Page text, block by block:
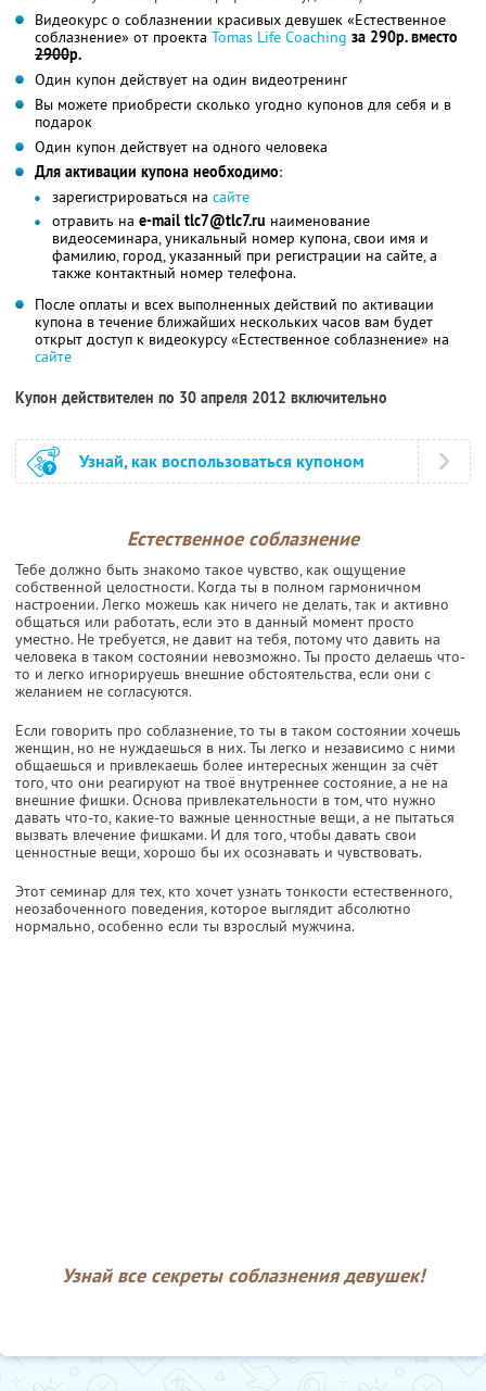
Видеокурс о соблазнении красивых девушек «Естественное
соблазнение» от проекта Tomas Life Coaching за 290р. вместо
2900р.
Один купон действует на один видеотренинг
Вы можете приобрести сколько угодно купонов для себя и в
подарок
Один купон действует на одного человека
Для активации купона необходимо:
зарегистрироваться на сайте
отравить на e-mail tlc7@tlc7.ru наименование
видеосеминара, уникальный номер купона, свои имя и
фамилию, город, указанный при регистрации на сайте, а
также контактный номер телефона.
После оплаты и всех выполненных действий по активации
купона в течение ближайших нескольких часов вам будет
открыт доступ к видеокурсу «Естественное соблазнение» на
сайте
Купон действителен по 30 апреля 2012 включительно
Узнай, как воспользоваться купоном
Естественное соблазнение
Тебе должно быть знакомо такое чувство, как ощущение
собственной целостности. Когда ты в полном гармоничном
настроении. Легко можешь как ничего не делать, так и активно
общаться или работать, если это в данный момент просто
уместно. Не требуется, не давит на тебя, потому что давить на
человека в таком состоянии невозможно. Ты просто делаешь что-
то и легко игнорируешь внешние обстоятельства, если они с
желанием не согласуются.
Если говорить про соблазнение, то ты в таком состоянии хочешь
женщин, но не нуждаешься в них. Ты легко и независимо с ними
общаешься и привлекаешь более интересных женщин за счёт
того, что они реагируют на твоё внутреннее состояние, а не на
внешние фишки. Основа привлекательности в том, что нужно
давать что-то, какие-то важные ценностные вещи, а не пытаться
вызвать влечение фишками. И для того, чтобы давать свои
ценностные вещи, хорошо бы их осознавать и чувствовать.
Этот семинар для тех, кто хочет узнать тонкости естественного,
неозабоченного поведения, которое выглядит абсолютно
нормально, особенно если ты взрослый мужчина.
Узнай все секреты соблазнения девушек!